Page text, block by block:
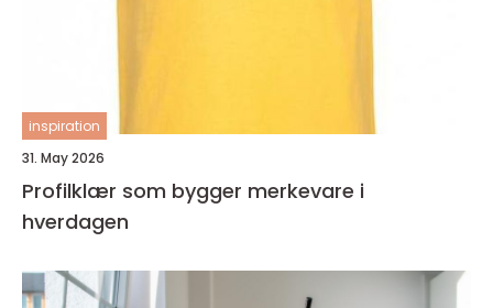
inspiration
31. May 2026
Profilklær som bygger merkevare i
hverdagen